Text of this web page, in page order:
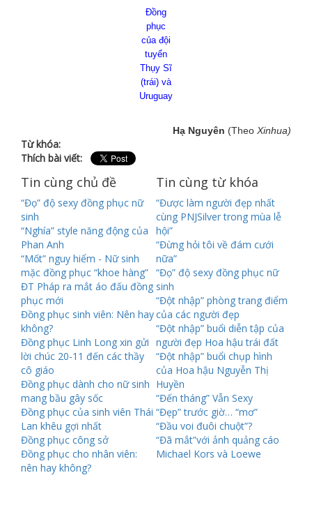
Đồng
phục
của đội
tuyển
Thụy Sĩ
(trái) và
Uruguay
Hạ Nguyên (Theo Xinhua)
Từ khóa:
Thích bài viết:
Tin cùng chủ đề
“Đọ” độ sexy đồng phục nữ
sinh
“Nghía” style năng động của
Phan Anh
“Mốt” nguy hiểm - Nữ sinh
mặc đồng phục “khoe hàng”
ĐT Pháp ra mắt áo đấu đồng
phục mới
Đồng phục sinh viên: Nên hay
không?
Đồng phục Linh Long xin gửi
lời chúc 20-11 đến các thầy
cô giáo
Đồng phục dành cho nữ sinh
mang bầu gây sốc
Đồng phục của sinh viên Thái
Lan khêu gợi nhất
Đồng phục công sở
Đồng phục cho nhân viên:
nên hay không?
Tin cùng từ khóa
“Được làm người đẹp nhất
cùng PNJSilver trong mùa lễ
hội”
“Đừng hỏi tôi về đám cưới
nữa”
“Đọ” độ sexy đồng phục nữ
sinh
“Đột nhập” phòng trang điểm
của các người đẹp
“Đột nhập” buổi diễn tập của
người đẹp Hoa hậu trái đất
“Đột nhập” buổi chụp hình
của Hoa hậu Nguyễn Thị
Huyền
“Đến tháng” Vẫn Sexy
“Đẹp” trước giờ… “mơ”
“Đầu voi đuôi chuột”?
“Đã mắt”với ảnh quảng cáo
Michael Kors và Loewe